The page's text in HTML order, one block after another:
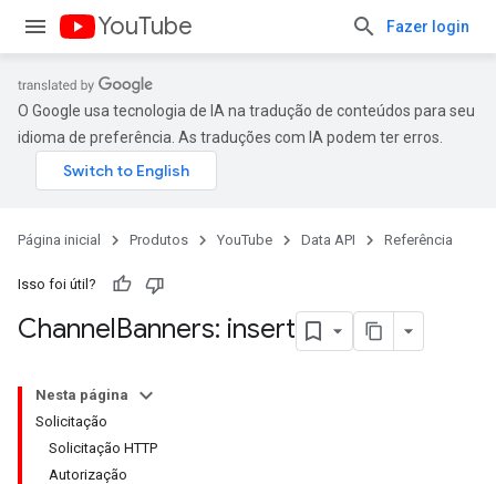
YouTube Fazer login
O Google usa tecnologia de IA na tradução de conteúdos para seu
idioma de preferência. As traduções com IA podem ter erros.
Página inicial Produtos YouTube Data API Referência
Isso foi útil?
ChannelBanners: insert
Nesta página
Solicitação
Solicitação HTTP
Autorização